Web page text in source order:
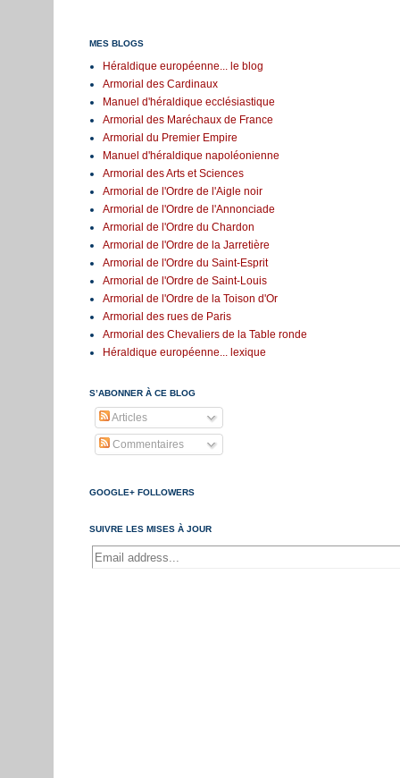
MES BLOGS
Héraldique européenne... le blog
Armorial des Cardinaux
Manuel d'héraldique ecclésiastique
Armorial des Maréchaux de France
Armorial du Premier Empire
Manuel d'héraldique napoléonienne
Armorial des Arts et Sciences
Armorial de l'Ordre de l'Aigle noir
Armorial de l'Ordre de l'Annonciade
Armorial de l'Ordre du Chardon
Armorial de l'Ordre de la Jarretière
Armorial de l'Ordre du Saint-Esprit
Armorial de l'Ordre de Saint-Louis
Armorial de l'Ordre de la Toison d'Or
Armorial des rues de Paris
Armorial des Chevaliers de la Table ronde
Héraldique européenne... lexique
S’ABONNER À CE BLOG
Articles
Commentaires
GOOGLE+ FOLLOWERS
SUIVRE LES MISES À JOUR